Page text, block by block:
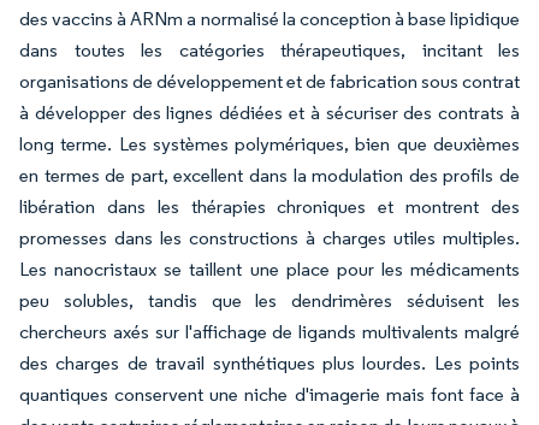
des vaccins à ARNm a normalisé la conception à base lipidique
dans toutes les catégories thérapeutiques, incitant les
organisations de développement et de fabrication sous contrat
à développer des lignes dédiées et à sécuriser des contrats à
long terme. Les systèmes polymériques, bien que deuxièmes
en termes de part, excellent dans la modulation des profils de
libération dans les thérapies chroniques et montrent des
promesses dans les constructions à charges utiles multiples.
Les nanocristaux se taillent une place pour les médicaments
peu solubles, tandis que les dendrimères séduisent les
chercheurs axés sur l'affichage de ligands multivalents malgré
des charges de travail synthétiques plus lourdes. Les points
quantiques conservent une niche d'imagerie mais font face à